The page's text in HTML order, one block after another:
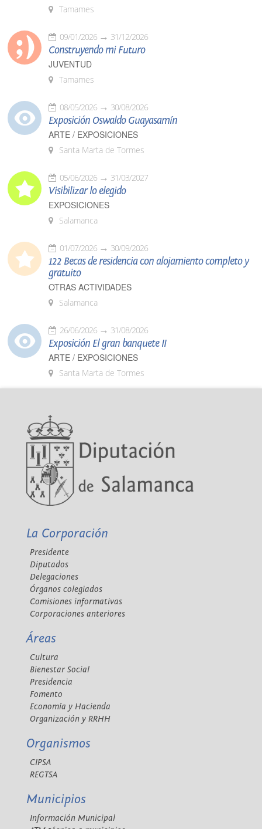
Tamames
09/01/2026 31/12/2026
Construyendo mi Futuro
JUVENTUD
Tamames
08/05/2026 30/08/2026
Exposición Oswaldo Guayasamín
ARTE / EXPOSICIONES
Santa Marta de Tormes
05/06/2026 31/03/2027
Visibilizar lo elegido
EXPOSICIONES
Salamanca
01/07/2026 30/09/2026
122 Becas de residencia con alojamiento completo y
gratuito
OTRAS ACTIVIDADES
Salamanca
26/06/2026 31/08/2026
Exposición El gran banquete II
ARTE / EXPOSICIONES
Santa Marta de Tormes
La Corporación
Presidente
Diputados
Delegaciones
Órganos colegiados
Comisiones informativas
Corporaciones anteriores
Áreas
Cultura
Bienestar Social
Presidencia
Fomento
Economía y Hacienda
Organización y RRHH
Organismos
CIPSA
REGTSA
Municipios
Información Municipal